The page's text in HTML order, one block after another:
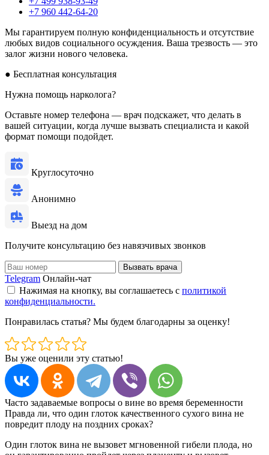
+7 960 442-64-20
Мы гарантируем полную конфиденциальность и отсутствие
любых видов социального осуждения. Ваша трезвость — это
залог жизни нового человека.
● Бесплатная консультация
Нужна помощь нарколога?
Оставьте номер телефона — врач подскажет, что делать в
вашей ситуации, когда лучше вызвать специалиста и какой
формат помощи подойдет.
Круглосуточно
Анонимно
Выезд на дом
Получите консультацию без навязчивых звонков
Вызвать врача
Telegram Онлайн-чат
Нажимая на кнопку, вы соглашаетесь с политикой
конфиденциальности.
Понравилась статья? Мы будем благодарны за оценку!
Вы уже оценили эту статью!
Часто задаваемые вопросы о вине во время беременности
Правда ли, что один глоток качественного сухого вина не
повредит плоду на поздних сроках?
Один глоток вина не вызовет мгновенной гибели плода, но